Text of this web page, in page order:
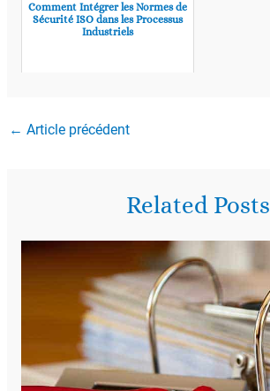
Comment Intégrer les Normes de
Sécurité ISO dans les Processus
Industriels
← Article précédent
Related Posts